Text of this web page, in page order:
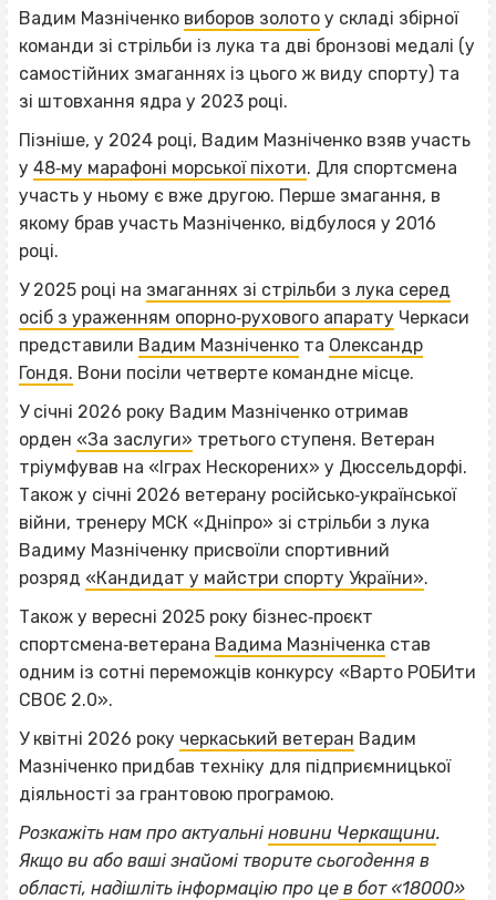
Вадим Мазніченко виборов золото у складі збірної
команди зі стрільби із лука та дві бронзові медалі (у
самостійних змаганнях із цього ж виду спорту) та
зі штовхання ядра у 2023 році.
Пізніше, у 2024 році, Вадим Мазніченко взяв участь
у 48‐му марафоні морської піхоти. Для спортсмена
участь у ньому є вже другою. Перше змагання, в
якому брав участь Мазніченко, відбулося у 2016
році.
У 2025 році на змаганнях зі стрільби з лука серед
осіб з ураженням опорно‐рухового апарату Черкаси
представили Вадим Мазніченко та Олександр
Гондя. Вони посіли четверте командне місце.
У січні 2026 року Вадим Мазніченко отримав
орден «За заслуги» третього ступеня. Ветеран
тріумфував на «Іграх Нескорених» у Дюссельдорфі.
Також у січні 2026 ветерану російсько‐української
війни, тренеру МСК «Дніпро» зі стрільби з лука
Вадиму Мазніченку присвоїли спортивний
розряд «Кандидат у майстри спорту України».
Також у вересні 2025 року бізнес‐проєкт
спортсмена‐ветерана Вадима Мазніченка став
одним із сотні переможців конкурсу «Варто РОБИти
СВОЄ 2.0».
У квітні 2026 року черкаський ветеран Вадим
Мазніченко придбав техніку для підприємницької
діяльності за грантовою програмою.
Розкажіть нам про актуальні новини Черкащини.
Якщо ви або ваші знайомі творите сьогодення в
області, надішліть інформацію про це в бот «18000»